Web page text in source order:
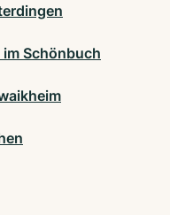
im Schönbuch